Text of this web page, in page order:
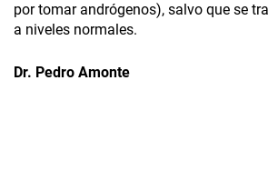
por tomar andrógenos), salvo que se
a niveles normales.
Dr. Pedro Amonte